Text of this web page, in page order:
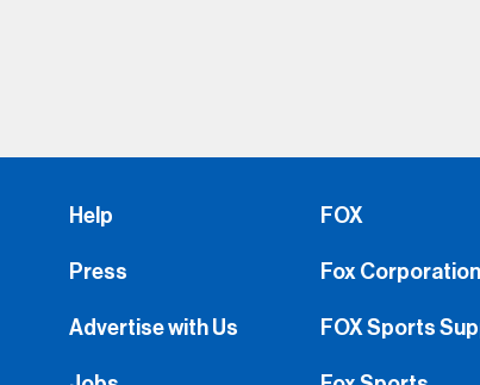
Help
Press
Advertise with Us
FOX
Fox Corporation
FOX Sports